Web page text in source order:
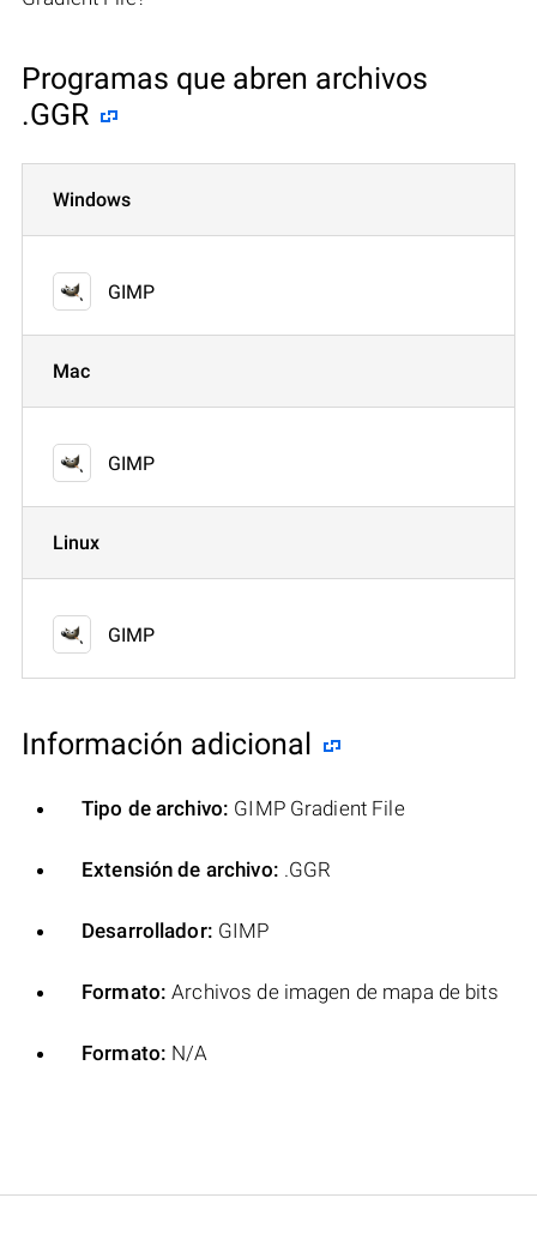
Programas que abren archivos
.GGR
Windows
GIMP
Mac
GIMP
Linux
GIMP
Información adicional
Tipo de archivo: GIMP Gradient File
Extensión de archivo: .GGR
Desarrollador: GIMP
Formato: Archivos de imagen de mapa de bits
Formato: N/A